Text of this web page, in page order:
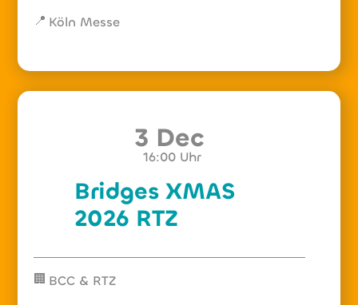
📍 Köln Messe
3 Dec
16:00 Uhr
Bridges XMAS
2026 RTZ
🏢 BCC & RTZ